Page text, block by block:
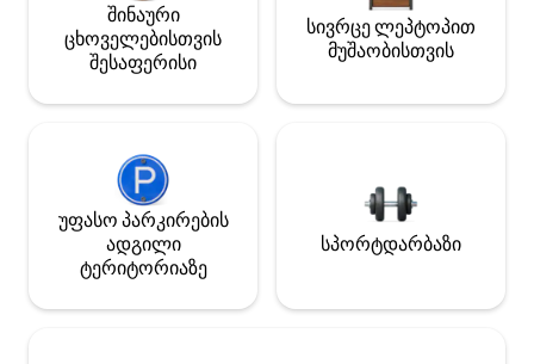
შინაური
ცხოველებისთვის
შესაფერისი
სივრცე ლეპტოპით
მუშაობისთვის
უფასო პარკირების
ადგილი
ტერიტორიაზე
სპორტდარბაზი